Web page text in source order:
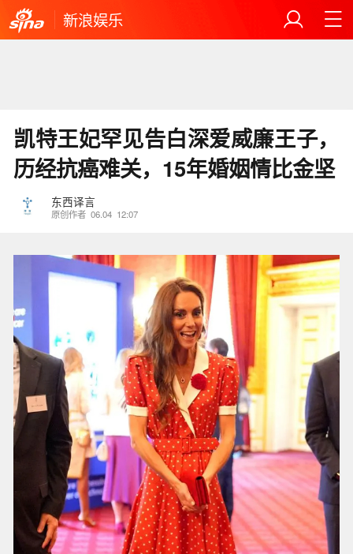
新浪娱乐
凯特王妃罕见告白深爱威廉王子，
历经抗癌难关，15年婚姻情比金坚
东西译言
原创作者 06.04 12:07